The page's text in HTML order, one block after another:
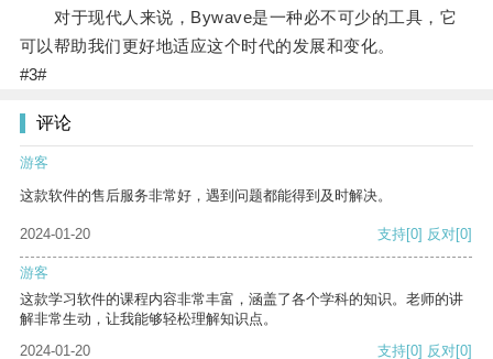
对于现代人来说，Bywave是一种必不可少的工具，它
可以帮助我们更好地适应这个时代的发展和变化。
#3#
评论
游客
这款软件的售后服务非常好，遇到问题都能得到及时解决。
2024-01-20 支持[0] 反对[0]
游客
这款学习软件的课程内容非常丰富，涵盖了各个学科的知识。老师的讲
解非常生动，让我能够轻松理解知识点。
2024-01-20
支持[0] 反对[0]